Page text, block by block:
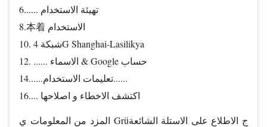
6...... تهيئة الاستخدام
8.本着 الاستخدام
10. شبكة 4G Shanghai-Lasilikya
12. ...... الاسماء & Google حساب
14......تعليمات الاستخدام......
16.... اكتشف الاخطاء و اصلاحها
المزد من المعلومات ي Grüج الاطلاع على الاستلة الشائعة